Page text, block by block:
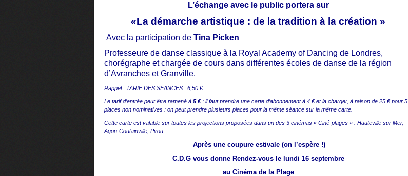
L’échange avec le public portera sur
«La démarche artistique : de la tradition à la création »
Avec la participation de Tina Picken
Professeure de danse classique à la Royal Academy of Dancing de Londres,
chorégraphe et chargée de cours dans différentes écoles de danse de la région
d’Avranches et Granville.
Rappel : TARIF DES SEANCES : 6,50 €
Le tarif d’entrée peut être ramené à 5 €: il faut prendre une carte d’abonnement à 4 € et la charger, à raison de 25 € pour 5
places non nominatives : on peut prendre plusieurs places pour la même séance sur la même carte.
Cette carte est valable sur toutes les projections proposées dans un des 3 cinémas « Ciné-plages » : Hauteville sur Mer,
Agon-Coutainville, Pirou.
Après une coupure estivale (on l’espère !)
C.D.G vous donne Rendez-vous le lundi 16 septembre
au Cinéma de la Plage